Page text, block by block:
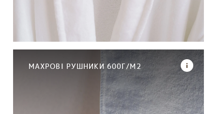
МАХРОВІ РУШНИКИ 600Г/М2